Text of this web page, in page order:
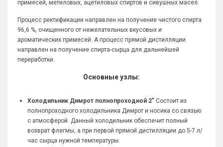
примесей, метиловых, ацетиловых спиртов и сивушных масел.
Процесс ректификации направлен на получение чистого спирта
96,6 %, очищенного от нежелательных вкусовых и
ароматических примесей. А процесс прямой дистилляции
направлен на получение спирта-сырца для дальнейшей
переработки.
Основные узлы:
Холодильник Димрот полнопроходной 2" Состоит из
полнопроходного холодильника Димрот и носика со связью
с атмосферой. Данный холодильник обеспечит полный
возврат флегмы, а при первой прямой дистилляции до 5-7 л/
час сырца нужной температуры.